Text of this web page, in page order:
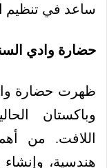
ساعد في تنظيم
حضارة وادي
ظهرت حضارة
وباكستان
اللافت. من
هندسية،